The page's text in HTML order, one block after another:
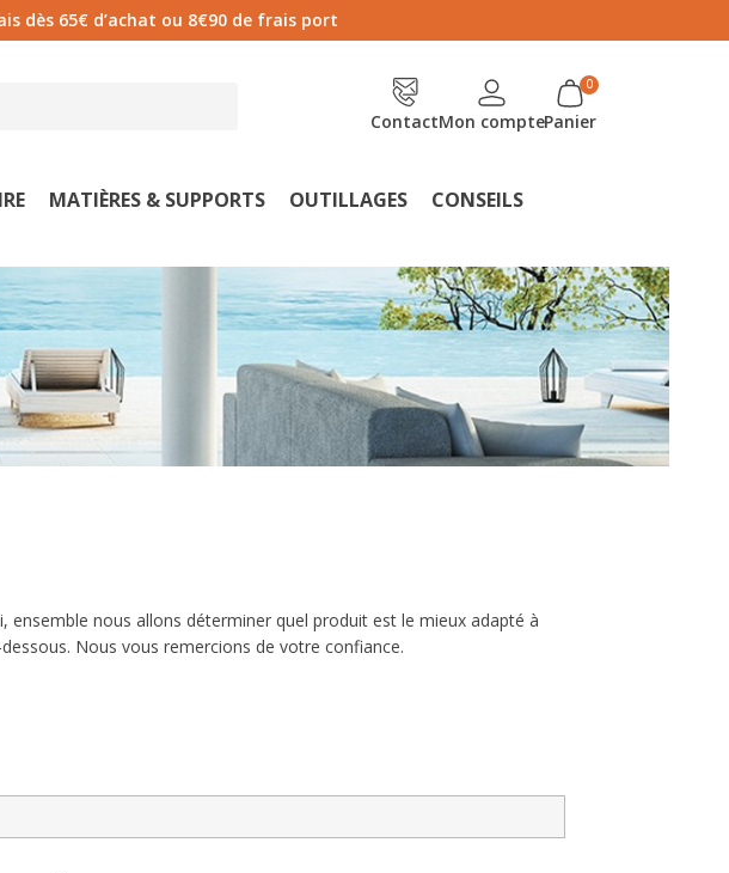
dès 65€ d’achat ou 8€90 de frais port
ContactMon comptePanier
MATIÈRES & SUPPORTS OUTILLAGES CONSEILS
ensemble nous allons déterminer quel produit est le mieux adapté à
Nous vous remercions de votre confiance.